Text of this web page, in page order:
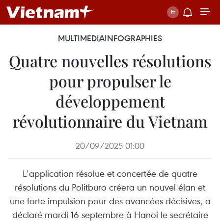
MULTIMEDIAINFOGRAPHIES
Quatre nouvelles résolutions
pour propulser le
développement
révolutionnaire du Vietnam
20/09/2025 01:00
L’application résolue et concertée de quatre
résolutions du Politburo créera un nouvel élan et
une forte impulsion pour des avancées décisives, a
déclaré mardi 16 septembre à Hanoi le secrétaire